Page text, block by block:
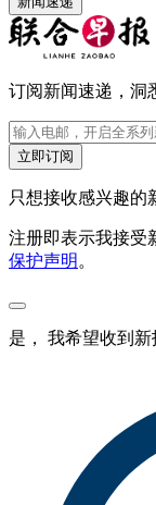
订阅新闻速递，洞
立即订阅
只想接收感兴趣的
注册即表示我接受
保护声明 。
是， 我希望收到